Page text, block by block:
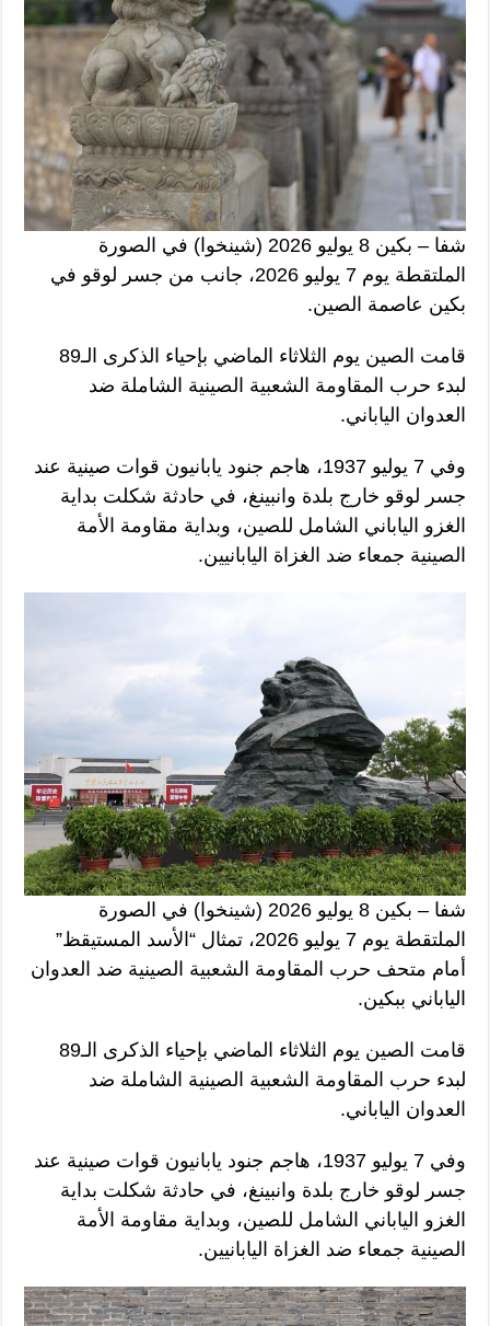
شفا – بكين 8 يوليو 2026 (شينخوا) في الصورة
الملتقطة يوم 7 يوليو 2026، جانب من جسر لوقو في
بكين عاصمة الصين.
قامت الصين يوم الثلاثاء الماضي بإحياء الذكرى الـ89
لبدء حرب المقاومة الشعبية الصينية الشاملة ضد
العدوان الياباني.
وفي 7 يوليو 1937، هاجم جنود يابانيون قوات صينية عند
جسر لوقو خارج بلدة وانبينغ، في حادثة شكلت بداية
الغزو الياباني الشامل للصين، وبداية مقاومة الأمة
الصينية جمعاء ضد الغزاة اليابانيين.
شفا – بكين 8 يوليو 2026 (شينخوا) في الصورة
الملتقطة يوم 7 يوليو 2026، تمثال “الأسد المستيقظ”
أمام متحف حرب المقاومة الشعبية الصينية ضد العدوان
الياباني ببكين.
قامت الصين يوم الثلاثاء الماضي بإحياء الذكرى الـ89
لبدء حرب المقاومة الشعبية الصينية الشاملة ضد
العدوان الياباني.
وفي 7 يوليو 1937، هاجم جنود يابانيون قوات صينية عند
جسر لوقو خارج بلدة وانبينغ، في حادثة شكلت بداية
الغزو الياباني الشامل للصين، وبداية مقاومة الأمة
الصينية جمعاء ضد الغزاة اليابانيين.